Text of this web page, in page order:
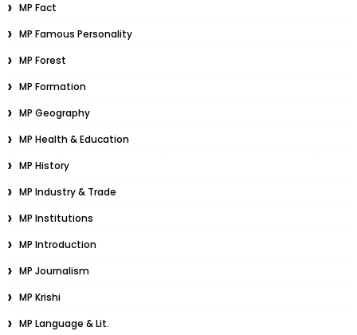
MP Fact
MP Famous Personality
MP Forest
MP Formation
MP Geography
MP Health & Education
MP History
MP Industry & Trade
MP Institutions
MP Introduction
MP Journalism
MP Krishi
MP Language & Lit.